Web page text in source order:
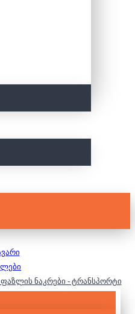
ნაკრები - ტრანსპორტი